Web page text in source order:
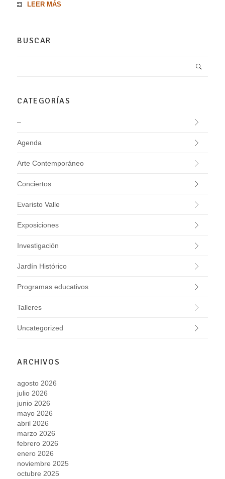
LEER MÁS
BUSCAR
CATEGORÍAS
–
Agenda
Arte Contemporáneo
Conciertos
Evaristo Valle
Exposiciones
Investigación
Jardín Histórico
Programas educativos
Talleres
Uncategorized
ARCHIVOS
agosto 2026
julio 2026
junio 2026
mayo 2026
abril 2026
marzo 2026
febrero 2026
enero 2026
noviembre 2025
octubre 2025